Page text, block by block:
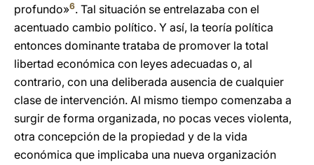
profundo»6. Tal situación se entrelazaba con el
acentuado cambio político. Y así, la teoría política
entonces dominante trataba de promover la total
libertad económica con leyes adecuadas o, al
contrario, con una deliberada ausencia de cualquier
clase de intervención. Al mismo tiempo comenzaba a
surgir de forma organizada, no pocas veces violenta,
otra concepción de la propiedad y de la vida
económica que implicaba una nueva organización